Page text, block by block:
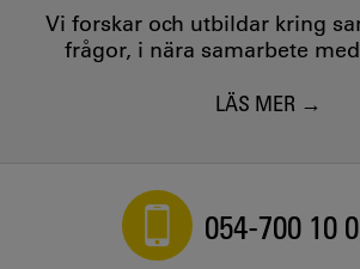
Vi forskar och utbildar kring
frågor, i nära samarbete
LÄS MER
054-700 10